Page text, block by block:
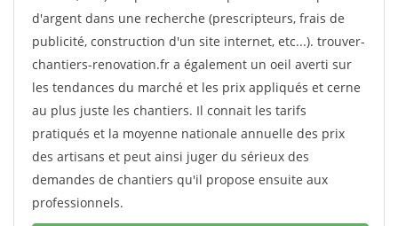
d'argent dans une recherche (prescripteurs, frais de
publicité, construction d'un site internet, etc...). trouver-
chantiers-renovation.fr a également un oeil averti sur
les tendances du marché et les prix appliqués et cerne
au plus juste les chantiers. Il connait les tarifs
pratiqués et la moyenne nationale annuelle des prix
des artisans et peut ainsi juger du sérieux des
demandes de chantiers qu'il propose ensuite aux
professionnels.